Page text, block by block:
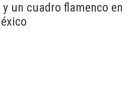
un cuadro flamenco en